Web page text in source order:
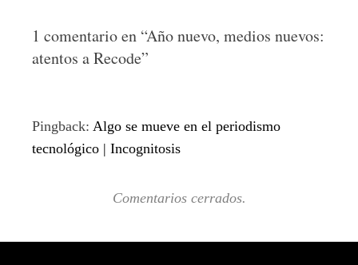
1 comentario en “Año nuevo, medios nuevos:
atentos a Recode”
Pingback: Algo se mueve en el periodismo
tecnológico | Incognitosis
Comentarios cerrados.